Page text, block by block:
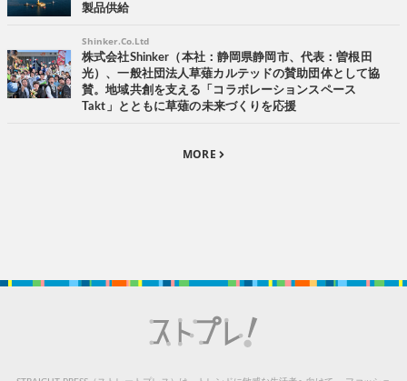
製品供給
Shinker.Co.Ltd
株式会社Shinker（本社：静岡県静岡市、代表：曽根田
光）、一般社団法人草薙カルテッドの賛助団体として協
賛。地域共創を支える「コラボレーションスペース
Takt」とともに草薙の未来づくりを応援
MORE